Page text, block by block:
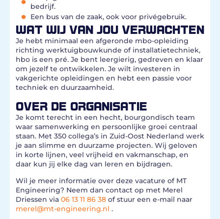
bedrijf.
Een bus van de zaak, ook voor privégebruik.
WAT WIJ VAN JOU VERWACHTEN
Je hebt minimaal een afgeronde mbo-opleiding
richting werktuigbouwkunde of installatietechniek,
hbo is een pré. Je bent leergierig, gedreven en klaar
om jezelf te ontwikkelen. Je wilt investeren in
vakgerichte opleidingen en hebt een passie voor
techniek en duurzaamheid.
OVER DE ORGANISATIE
Je komt terecht in een hecht, bourgondisch team
waar samenwerking en persoonlijke groei centraal
staan. Met 350 collega’s in Zuid-Oost Nederland werk
je aan slimme en duurzame projecten. Wij geloven
in korte lijnen, veel vrijheid en vakmanschap, en
daar kun jij elke dag van leren en bijdragen.
Wil je meer informatie over deze vacature of MT
Engineering? Neem dan contact op met Merel
Driessen via 06 13 11 86 38 of stuur een e-mail naar
merel@mt-engineering.nl .